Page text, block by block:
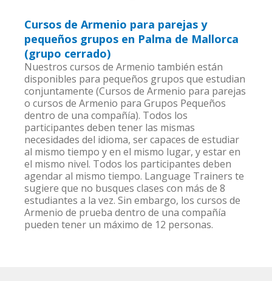
Cursos de Armenio para parejas y
pequeños grupos en Palma de Mallorca
(grupo cerrado)
Nuestros cursos de Armenio también están
disponibles para pequeños grupos que estudian
conjuntamente (Cursos de Armenio para parejas
o cursos de Armenio para Grupos Pequeños
dentro de una compañía). Todos los
participantes deben tener las mismas
necesidades del idioma, ser capaces de estudiar
al mismo tiempo y en el mismo lugar, y estar en
el mismo nivel. Todos los participantes deben
agendar al mismo tiempo. Language Trainers te
sugiere que no busques clases con más de 8
estudiantes a la vez. Sin embargo, los cursos de
Armenio de prueba dentro de una compañía
pueden tener un máximo de 12 personas.